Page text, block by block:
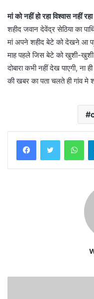
मां को नहीं हो रहा विश्वास नहीं
शहीद जवान देवेंद्र सेठिया का
मां अपने शहीद बेटे को देखने आ
माह पहले जिस बेटे को खुशी-
दोबारा कभी नहीं देख पाएगी,
की खबर का पता चलते ही गांव मे